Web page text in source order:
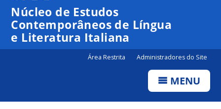
Núcleo de Estudos
Contemporâneos de Língua
e Literatura Italiana
Área Restrita Administradores do Site
MENU